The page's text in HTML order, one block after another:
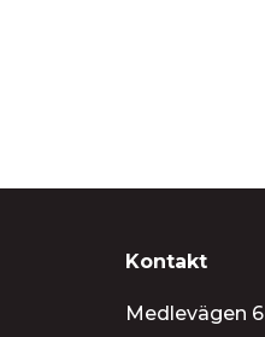
Kontakt
Medlevägen 6